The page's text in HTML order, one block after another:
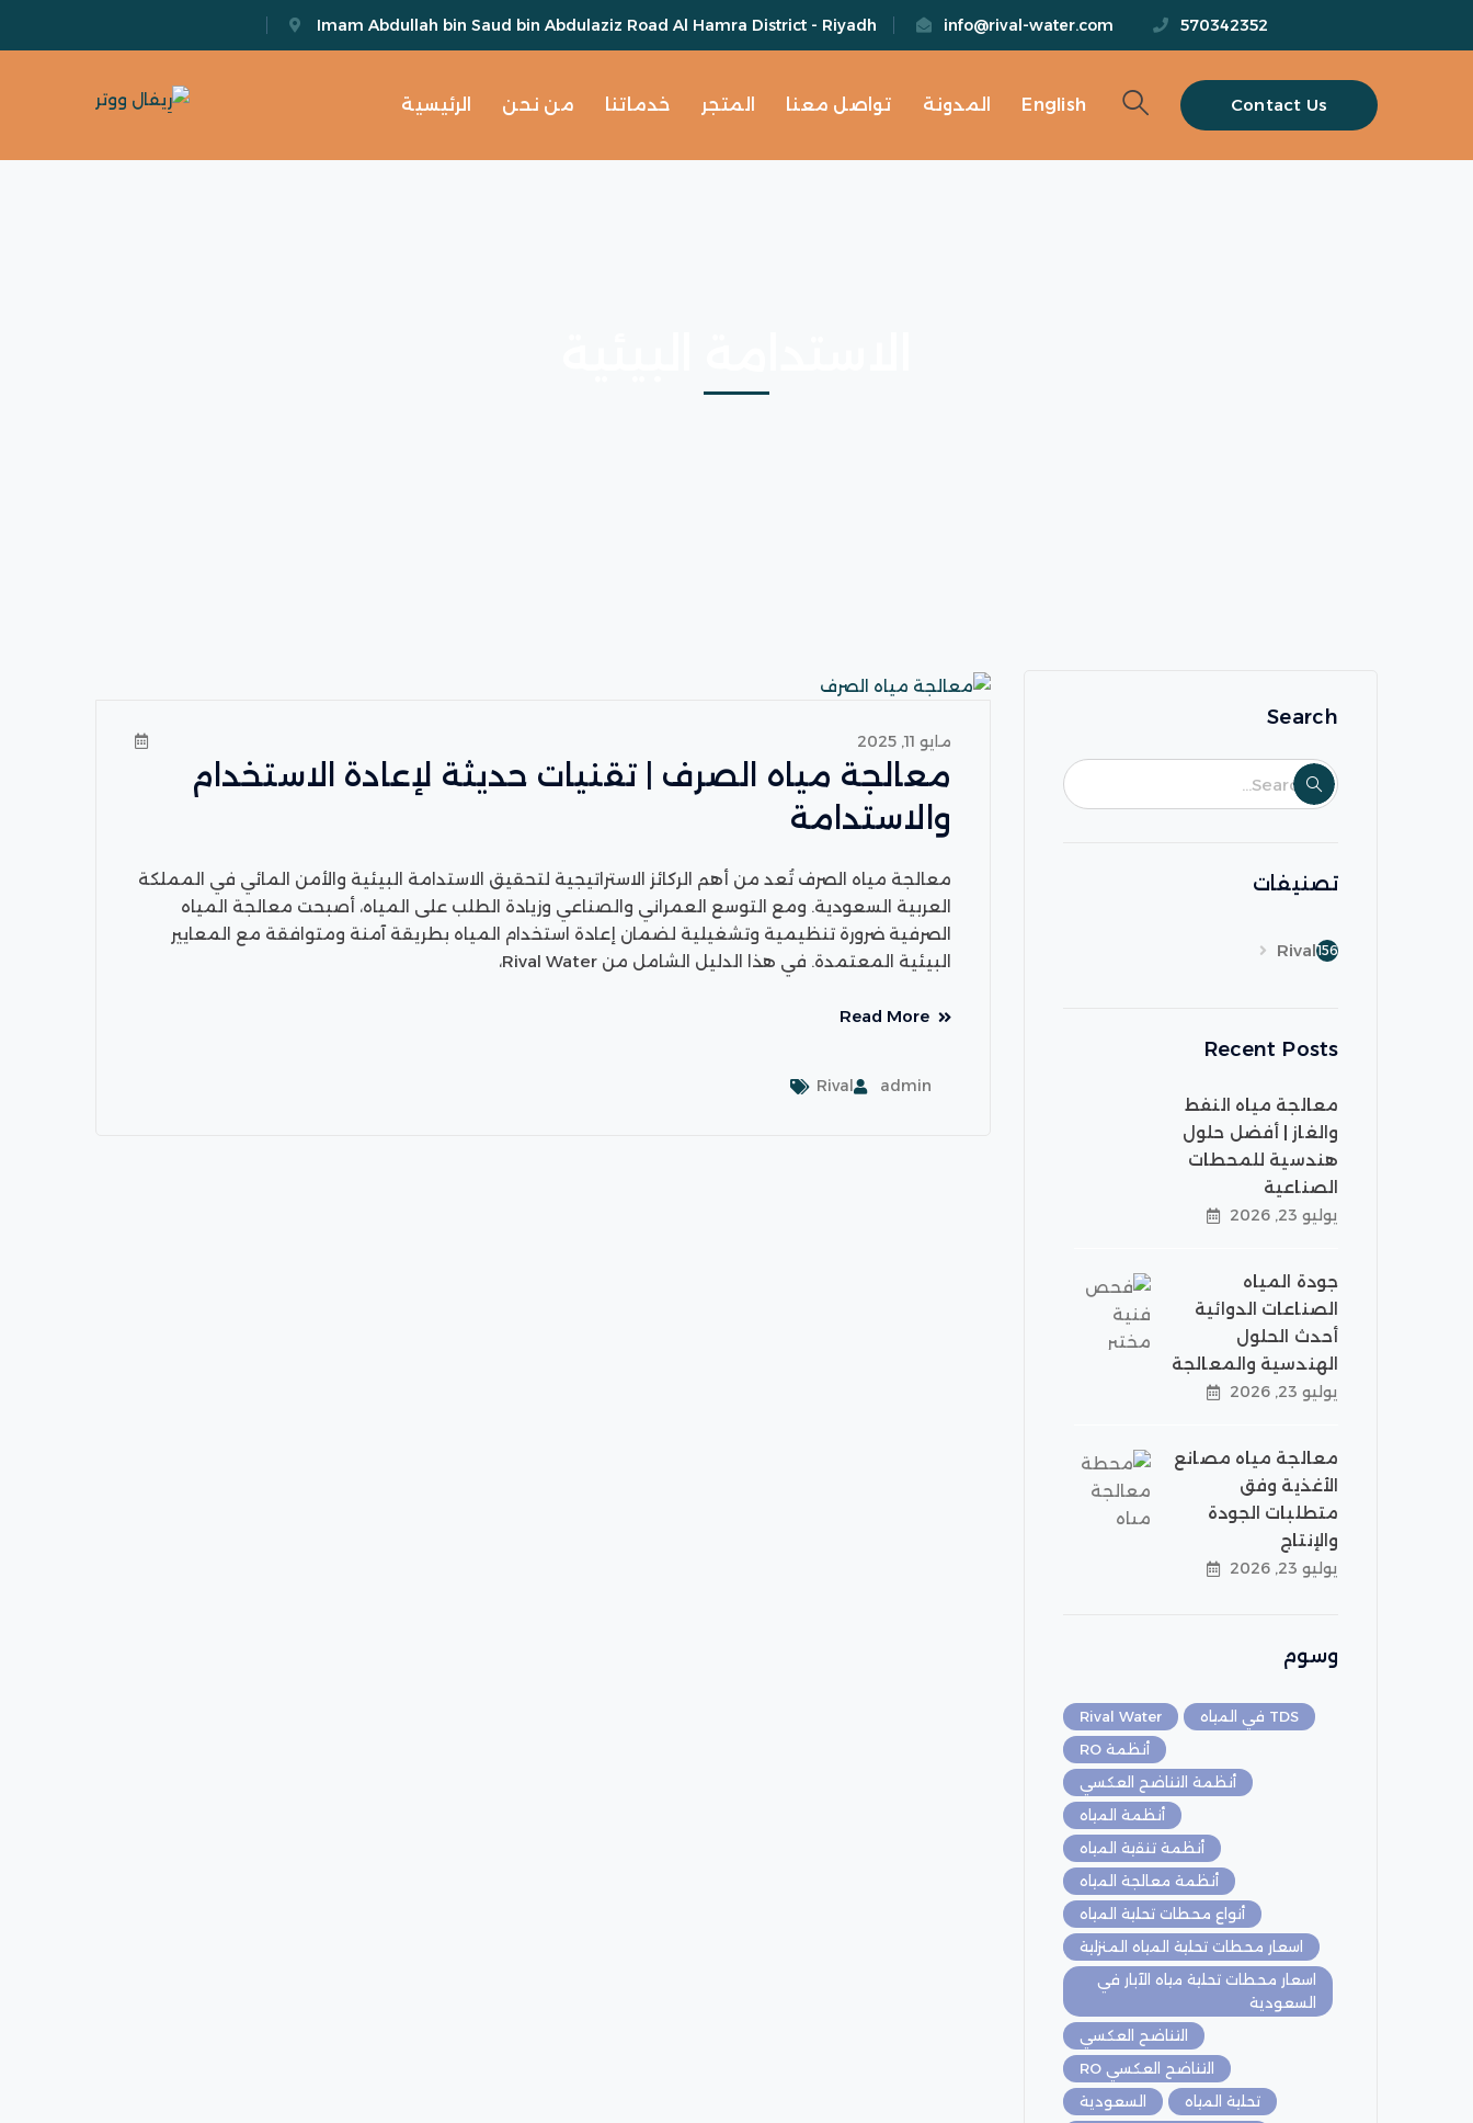
570342352
info@rival-water.com
Imam Abdullah bin Saud bin Abdulaziz Road Al Hamra District - Riyadh
Contact Us الرئيسية من نحن خدماتنا المتجر تواصل معنا المدونة English
مايو 11, 2025
معالجة مياه الصرف | تقنيات حديثة لإعادة الاستخدام
والاستدامة
معالجة مياه الصرف تُعد من أهم الركائز الاستراتيجية لتحقيق الاستدامة البيئية والأمن المائي في المملكة
العربية السعودية. ومع التوسع العمراني والصناعي وزيادة الطلب على المياه، أصبحت معالجة المياه
الصرفية ضرورة تنظيمية وتشغيلية لضمان إعادة استخدام المياه بطريقة آمنة ومتوافقة مع المعايير
البيئية المعتمدة. في هذا الدليل الشامل من Rival Water،
Read More
admin
Rival
Search
تصنيفات
Rival156
Recent Posts
معالجة مياه النفط
والغاز | أفضل حلول
هندسية للمحطات
الصناعية
يوليو 23, 2026
جودة المياه
الصناعات الدوائية
أحدث الحلول
الهندسية والمعالجة
يوليو 23, 2026
معالجة مياه مصانع
الأغذية وفق
متطلبات الجودة
والإنتاج
يوليو 23, 2026
وسوم
Rival Water
TDS في المياه
أنظمة RO
أنظمة التناضح العكسي
أنظمة المياه
أنظمة تنقية المياه
أنظمة معالجة المياه
أنواع محطات تحلية المياه
اسعار محطات تحلية المياه المنزلية
اسعار محطات تحلية مياه الآبار في
السعودية
التناضح العكسي
التناضح العكسي RO
السعودية
تحلية المياه